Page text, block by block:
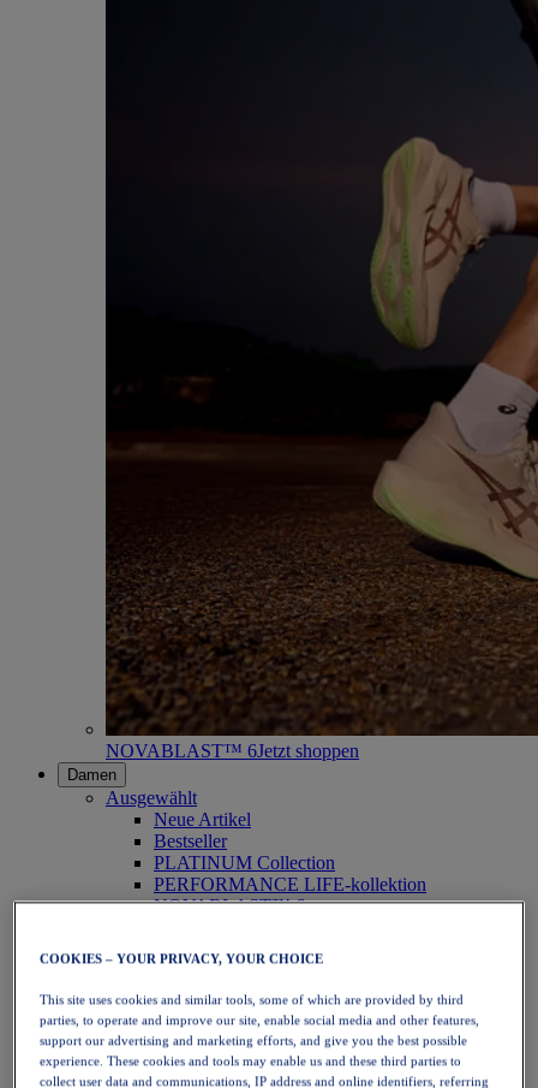
NOVABLAST™ 6Jetzt shoppen
Damen
Ausgewählt
Neue Artikel
Bestseller
PLATINUM Collection
PERFORMANCE LIFE-kollektion
NOVABLAST™ 6
Laufen
Trailrunning
Tennis
Volleyball
Handball
Padel
Korbball
COOKIES – YOUR PRIVACY, YOUR CHOICE
This site uses cookies and similar tools, some of which are provided by third
parties, to operate and improve our site, enable social media and other features,
support our advertising and marketing efforts, and give you the best possible
experience. These cookies and tools may enable us and these third parties to
collect user data and communications, IP address and online identifiers, referring